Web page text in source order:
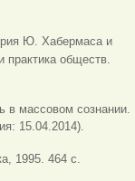
Ю. Хабермаса и
обществ.
в массовом сознании.
15.04.2014).
1995. 464 с.